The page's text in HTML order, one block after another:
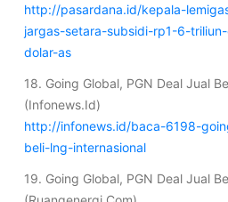
http://pasardana.id/kepala-
jargas-setara-subsidi-rp1-6-
dolar-as
18. Going Global, PGN Deal Jual
(Infonews.Id)
http://infonews.id/baca-6198-
beli-lng-internasional
19. Going Global, PGN Deal Jual